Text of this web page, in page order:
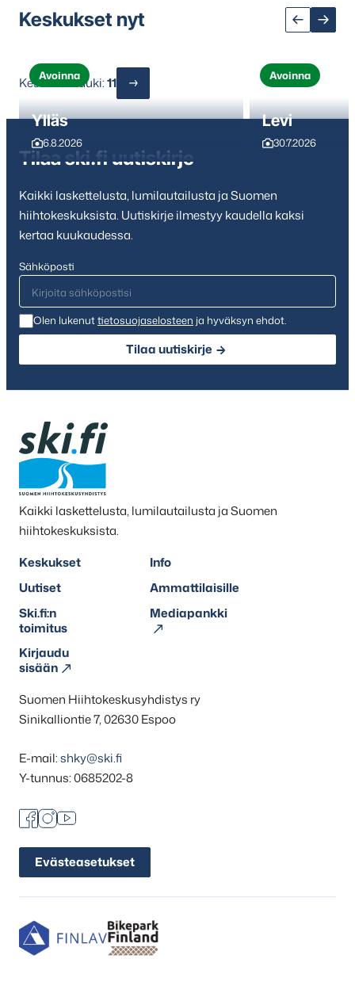
Keskukset nyt
Ylläs
6.8.2026
Avoinna
Levi
30.7.2026
Avoinna
Keskuksia auki:11
Tilaa ski.fi uutiskirje
Kaikki laskettelusta, lumilautailusta ja Suomen
hiihtokeskuksista. Uutiskirje ilmestyy kaudella kaksi
kertaa kuukaudessa.
Sähköposti
Olen lukenuttietosuojaselosteen ja hyväksyn ehdot.
Tilaa uutiskirje
Kaikki laskettelusta, lumilautailusta ja Suomen
hiihtokeskuksista.
Keskukset
Info
Uutiset
Ammattilaisille
Ski.fi:n
toimitus
Mediapankki
Kirjaudu
sisään
Suomen Hiihtokeskusyhdistys ry
Sinikalliontie 7, 02630 Espoo
E-mail:shky@ski.fi
Y-tunnus: 0685202-8
Facebook
Instagram
Youtube
Evästeasetukset